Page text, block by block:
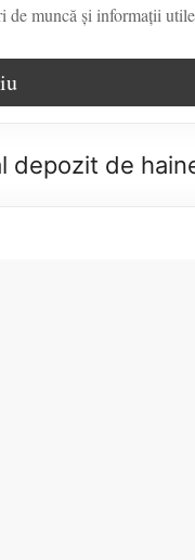
de muncă şi informații
depozit de